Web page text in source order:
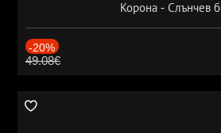
Корона - Слънчев
-20%
49.08€